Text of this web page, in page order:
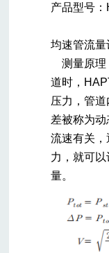
产品型号：
均速管流量
测量原理
道时，
压力，管
差被称为
流速有关
力，就可
量。